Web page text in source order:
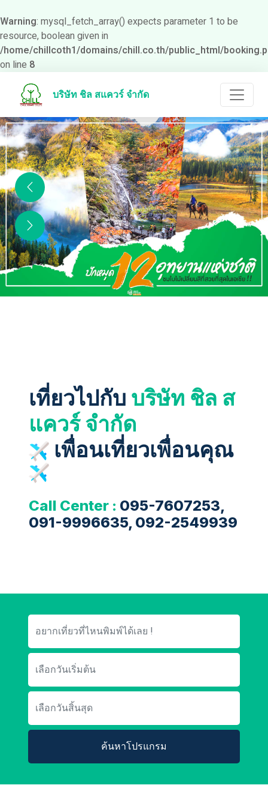
Warning: mysql_fetch_array() expects parameter 1 to be
resource, boolean given in
/home/chillcoth1/domains/chill.co.th/public_html/
on line 8
บริษัท ชิล สแควร์ จำกัด
เที่ยวไปกับ บริษัท ชิล ส
แควร์ จำกัด
เพื่อนเที่ยวเพื่อนคุณ
Call Center : 095-7607253,
091-9996635, 092-2549939
ค้นหาโปรแกรม